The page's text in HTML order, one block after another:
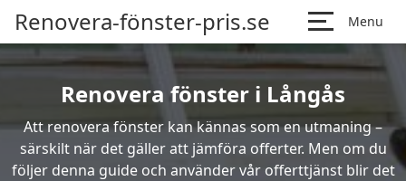
Renovera-fönster-pris.se Menu
Renovera fönster i Långås
Att renovera fönster kan kännas som en utmaning –
särskilt när det gäller att jämföra offerter. Men om du
följer denna guide och använder vår offerttjänst blir det